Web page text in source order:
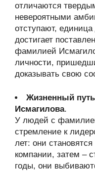
отличаются
невероятными
отступают, единица
достигает
фамилией
личности,
доказывать свою
Жизненный
Исмагилова.
У людей с
стремление к
лет: они
компании, затем –
годы, они